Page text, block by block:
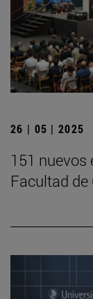
26 | 05 | 2025
151 nuevos
Facultad de